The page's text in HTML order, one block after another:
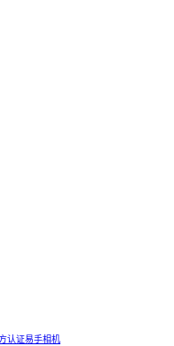
认证易手相机